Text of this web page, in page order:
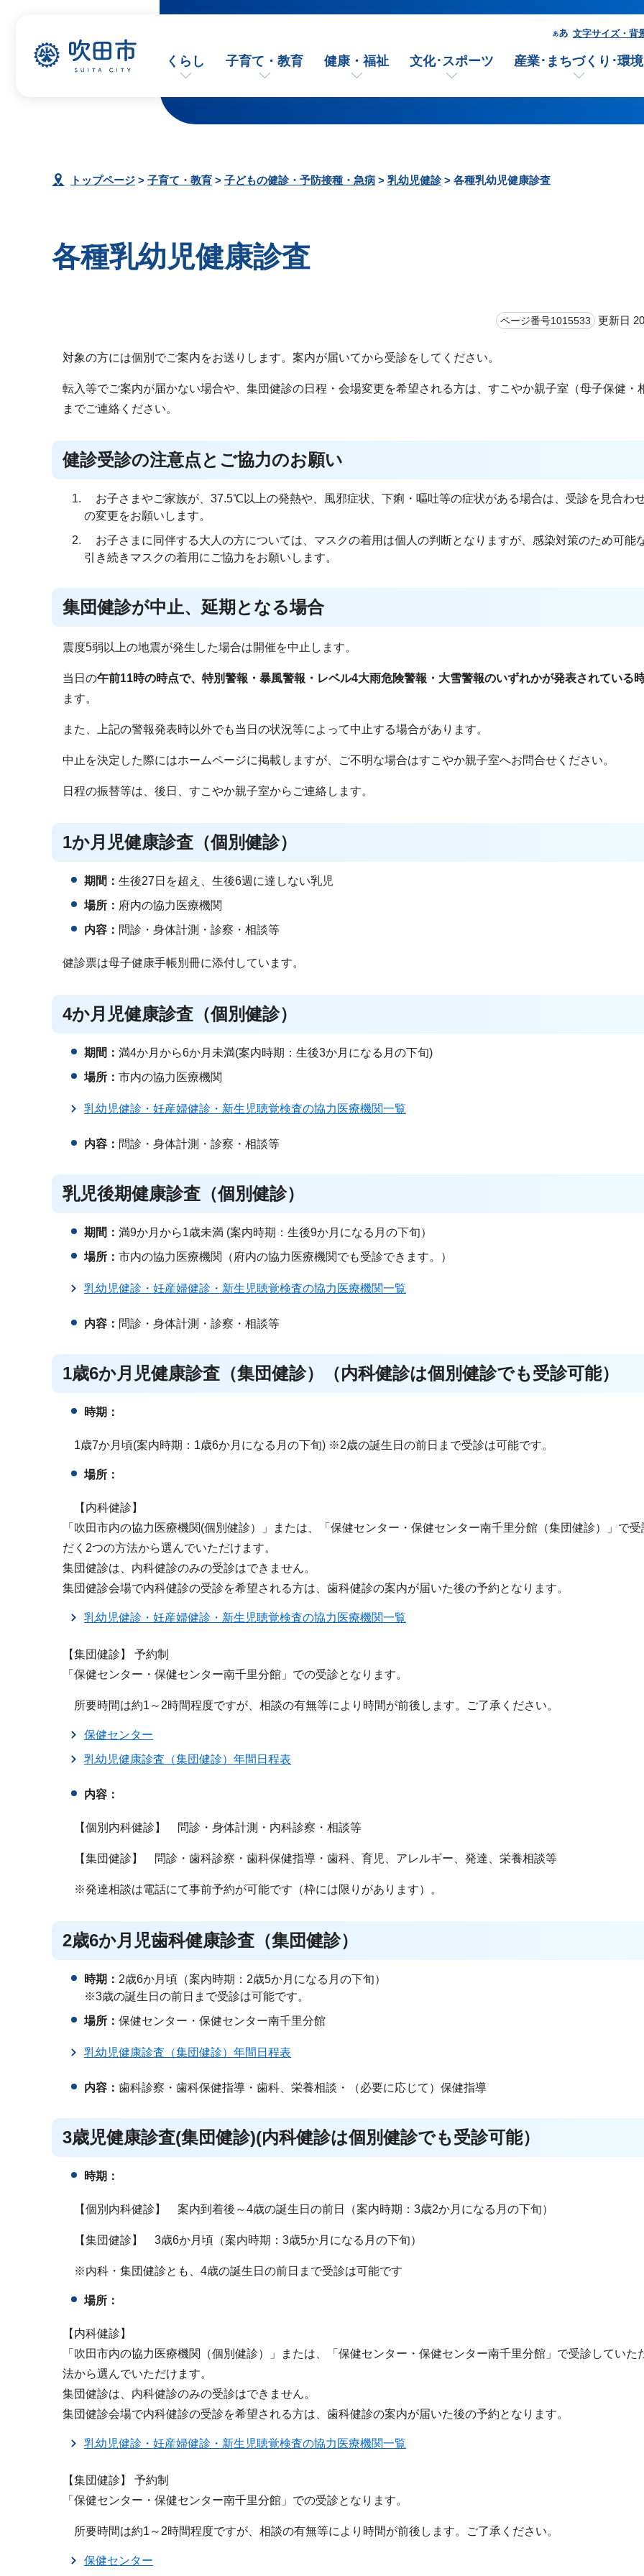
文字サイズ・背
くらし 子育て・教育 健康・福祉 文化･スポーツ 産業･まちづくり･環境
トップページ > 子育て・教育 > 子どもの健診・予防接種・急病 > 乳幼児健診> 各種乳幼児健康診査
各種乳幼児健康診査
ページ番号1015533 更新日
対象の方には個別でご案内をお送りします。案内が届いてから受診をしてください。
転入等でご案内が届かない場合や、集団健診の日程・会場変更を希望される方は、すこやか親子室（母子保健・
までご連絡ください。
健診受診の注意点とご協力のお願い
お子さまやご家族が、37.5℃以上の発熱や、風邪症状、下痢・嘔吐等の症状がある場合は、受診を見合わ
の変更をお願いします。
お子さまに同伴する大人の方については、マスクの着用は個人の判断となりますが、感染対策のため可能
引き続きマスクの着用にご協力をお願いします。
集団健診が中止、延期となる場合
震度5弱以上の地震が発生した場合は開催を中止します。
当日の午前11時の時点で、特別警報・暴風警報・レベル4大雨危険警報・大雪警報のいずれかが発表されている
ます。
また、上記の警報発表時以外でも当日の状況等によって中止する場合があります。
中止を決定した際にはホームページに掲載しますが、ご不明な場合はすこやか親子室へお問合せください。
日程の振替等は、後日、すこやか親子室からご連絡します。
1か月児健康診査（個別健診）
期間： 生後27日を超え、生後6週に達しない乳児
場所： 府内の協力医療機関
内容： 問診・身体計測・診察・相談等
健診票は母子健康手帳別冊に添付しています。
4か月児健康診査（個別健診）
期間： 満4か月から6か月未満(案内時期：生後3か月になる月の下旬)
場所： 市内の協力医療機関
乳幼児健診・妊産婦健診・新生児聴覚検査の協力医療機関一覧
内容： 問診・身体計測・診察・相談等
乳児後期健康診査（個別健診）
期間： 満9か月から1歳未満 (案内時期：生後9か月になる月の下旬）
場所： 市内の協力医療機関（府内の協力医療機関でも受診できます。）
乳幼児健診・妊産婦健診・新生児聴覚検査の協力医療機関一覧
内容： 問診・身体計測・診察・相談等
1歳6か月児健康診査（集団健診）（内科健診は個別健診でも受診可能）
時期：
1歳7か月頃(案内時期：1歳6か月になる月の下旬) ※2歳の誕生日の前日まで受診は可能です。
場所：
【内科健診】
「吹田市内の協力医療機関(個別健診）」または、「保健センター・保健センター南千里分館（集団健診）」で受
だく2つの方法から選んでいただけます。
集団健診は、内科健診のみの受診はできません。
集団健診会場で内科健診の受診を希望される方は、歯科健診の案内が届いた後の予約となります。
乳幼児健診・妊産婦健診・新生児聴覚検査の協力医療機関一覧
【集団健診】 予約制
「保健センター・保健センター南千里分館」での受診となります。
所要時間は約1～2時間程度ですが、相談の有無等により時間が前後します。ご了承ください。
保健センター
乳幼児健康診査（集団健診）年間日程表
内容：
【個別内科健診】 問診・身体計測・内科診察・相談等
【集団健診】 問診・歯科診察・歯科保健指導・歯科、育児、アレルギー、発達、栄養相談等
※発達相談は電話にて事前予約が可能です（枠には限りがあります）。
2歳6か月児歯科健康診査（集団健診）
時期： 2歳6か月頃（案内時期：2歳5か月になる月の下旬）
※3歳の誕生日の前日まで受診は可能です。
場所： 保健センター・保健センター南千里分館
乳幼児健康診査（集団健診）年間日程表
内容： 歯科診察・歯科保健指導・歯科、栄養相談・（必要に応じて）保健指導
3歳児健康診査(集団健診)(内科健診は個別健診でも受診可能）
時期：
【個別内科健診】 案内到着後～4歳の誕生日の前日（案内時期：3歳2か月になる月の下旬）
【集団健診】 3歳6か月頃（案内時期：3歳5か月になる月の下旬）
※内科・集団健診とも、4歳の誕生日の前日まで受診は可能です
場所：
【内科健診】
「吹田市内の協力医療機関（個別健診）」または、「保健センター・保健センター南千里分館」で受診していた
法から選んでいただけます。
集団健診は、内科健診のみの受診はできません。
集団健診会場で内科健診の受診を希望される方は、歯科健診の案内が届いた後の予約となります。
乳幼児健診・妊産婦健診・新生児聴覚検査の協力医療機関一覧
【集団健診】 予約制
「保健センター・保健センター南千里分館」での受診となります。
所要時間は約1～2時間程度ですが、相談の有無等により時間が前後します。ご了承ください。
保健センター